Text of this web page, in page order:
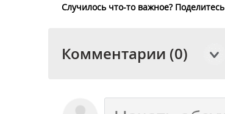
Случилось что-то важное?
Комментарии (0)